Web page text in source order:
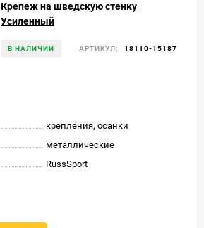
Крепеж на шведскую стенку
Усиленный
В НАЛИЧИИ АРТИКУЛ: 18110-15187
крепления, осанки
металлические
RussSport